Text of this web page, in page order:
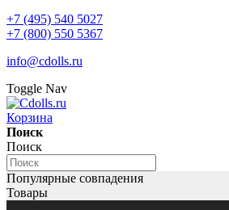
+7 (495) 540 5027
+7 (800) 550 5367
info@cdolls.ru
Toggle Nav
Корзина
Поиск
Поиск
Популярные совпадения
Товары